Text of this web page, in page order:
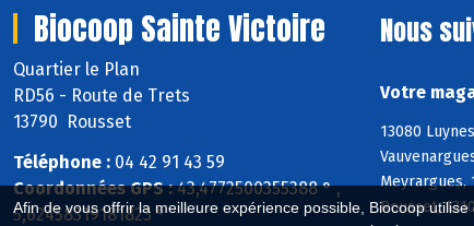
Afin de vous offrir la meilleure expérience possible, Biocoop
Biocoop Sainte Victoire
Quartier le Plan
RD56 - Route de Trets
13790 Rousset
Téléphone : 04 42 91 43 59
Coordonnées GPS :43,4772500355388 ° ,
5,62458319181823 °
Nous
Votre
13080
Meyrargues,
Rousset,